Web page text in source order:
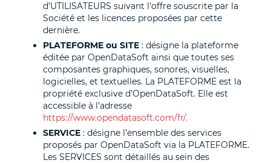
d’UTILISATEURS suivant l’offre souscrite par la
Société et les licences proposées par cette
dernière.
PLATEFORME ou SITE : désigne la plateforme
éditée par OpenDataSoft ainsi que toutes ses
composantes graphiques, sonores, visuelles,
logicielles, et textuelles. La PLATEFORME est la
propriété exclusive d’OpenDataSoft. Elle est
accessible à l’adresse
https://www.opendatasoft.com/fr/.
SERVICE : désigne l’ensemble des services
proposés par OpenDataSoft via la PLATEFORME.
Les SERVICES sont détaillés au sein des